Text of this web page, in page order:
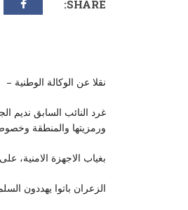
SHARE:
نقلا عن الوكالة الوطنية –
غرد النائب السابق نديم
ورمزيتها والمنطقة
بغياب الاجهزة الامنية،
الزعران باتوا يهددون